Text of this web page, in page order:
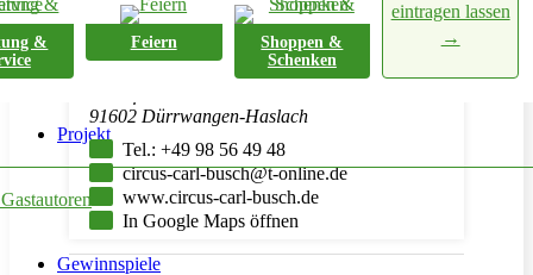
&
Feiern
Shoppen &
Schenken
eintragen lassen
→
Projekt
Gewinnspiele
Circus Carl Busch
Manuel Wille-Busch
91602 Dürrwangen-Haslach
Tel.: +49 98 56 49 48
circus-carl-busch@t-online.de
www.circus-carl-busch.de
In Google Maps öffnen